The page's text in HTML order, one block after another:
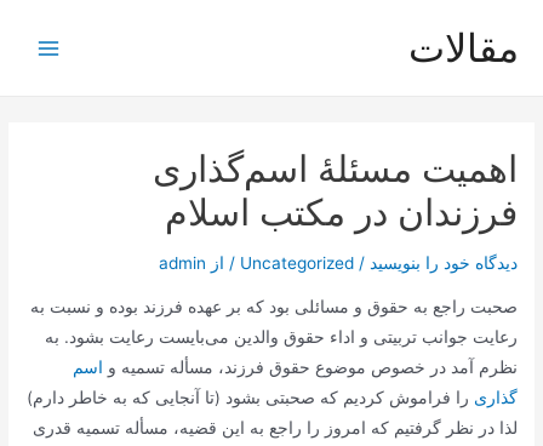
مقالات
اهمیت مسئلۀ اسم‌گذارى
فرزندان در مكتب اسلام
دیدگاه‌ خود را بنویسید /
Uncategorized / از admin
صحبت راجع به حقوق و مسائلی بود كه بر عهده فرزند بوده و نسبت به
رعایت جوانب تربیتی و اداء حقوق والدین می‌بایست رعایت بشود. به
نظرم آمد در خصوص موضوع حقوق فرزند، مسأله تسمیه و اسم
گذاری را فراموش كردیم كه صحبتی بشود (تا آنجایی كه به خاطر دارم)
لذا در نظر گرفتیم كه امروز را راجع به این قضیه، مسأله تسمیه قدری